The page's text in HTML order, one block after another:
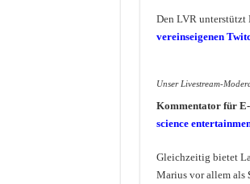
Den LVR unterstützt
vereinseigenen
Unser Livestream-
Kommentator für
science
Gleichzeitig bietet
Marius vor allem als